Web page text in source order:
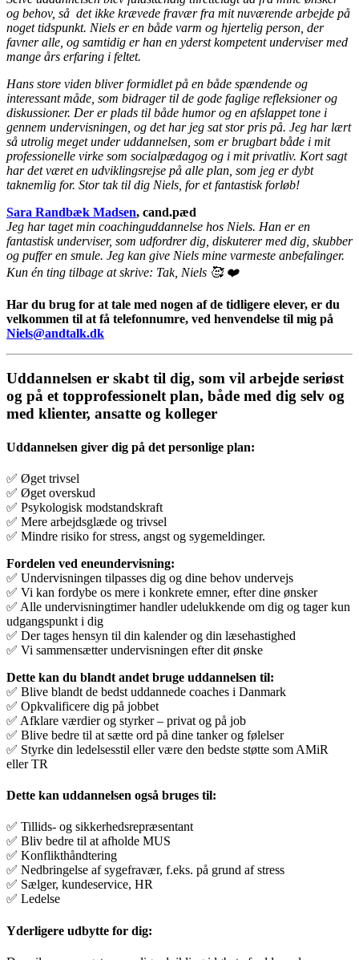
og behov, så det ikke krævede fravær fra mit nuværende arbejde på
noget tidspunkt. Niels er en både varm og hjertelig person, der
favner alle, og samtidig er han en yderst kompetent underviser med
mange års erfaring i feltet.
Hans store viden bliver formidlet på en både spændende og
interessant måde, som bidrager til de gode faglige refleksioner og
diskussioner. Der er plads til både humor og en afslappet tone i
gennem undervisningen, og det har jeg sat stor pris på. Jeg har lært
så utrolig meget under uddannelsen, som er brugbart både i mit
professionelle virke som socialpædagog og i mit privatliv. Kort sagt
har det været en udviklingsrejse på alle plan, som jeg er dybt
taknemlig for. Stor tak til dig Niels, for et fantastisk forløb!
Sara Randbæk Madsen, cand.pæd
Jeg har taget min coachinguddannelse hos Niels. Han er en
fantastisk underviser, som udfordrer dig, diskuterer med dig, skubber
og puffer en smule. Jeg kan give Niels mine varmeste anbefalinger.
Kun én ting tilbage at skrive: Tak, Niels 🥰 ❤️
Har du brug for at tale med nogen af de tidligere elever, er du
velkommen til at få telefonnumre, ved henvendelse til mig på
Niels@andtalk.dk
Uddannelsen er skabt til dig, som vil arbejde seriøst
og på et topprofessionelt plan, både med dig selv og
med klienter, ansatte og kolleger
Uddannelsen giver dig på det personlige plan:
✅ Øget trivsel
✅ Øget overskud
✅ Psykologisk modstandskraft
✅ Mere arbejdsglæde og trivsel
✅ Mindre risiko for stress, angst og sygemeldinger.
Fordelen ved eneundervisning:
✅ Undervisningen tilpasses dig og dine behov undervejs
✅ Vi kan fordybe os mere i konkrete emner, efter dine ønsker
✅ Alle undervisningtimer handler udelukkende om dig og tager kun
udgangspunkt i dig
✅ Der tages hensyn til din kalender og din læsehastighed
✅ Vi sammensætter undervisningen efter dit ønske
Dette kan du blandt andet bruge uddannelsen til:
✅ Blive blandt de bedst uddannede coaches i Danmark
✅ Opkvalificere dig på jobbet
✅ Afklare værdier og styrker – privat og på job
✅ Blive bedre til at sætte ord på dine tanker og følelser
✅ Styrke din ledelsesstil eller være den bedste støtte som AMiR
eller TR
Dette kan uddannelsen også bruges til:
✅ Tillids- og sikkerhedsrepræsentant
✅ Bliv bedre til at afholde MUS
✅ Konflikthåndtering
✅ Nedbringelse af sygefravær, f.eks. på grund af stress
✅ Sælger, kundeservice, HR
✅ Ledelse
Yderligere udbytte for dig: